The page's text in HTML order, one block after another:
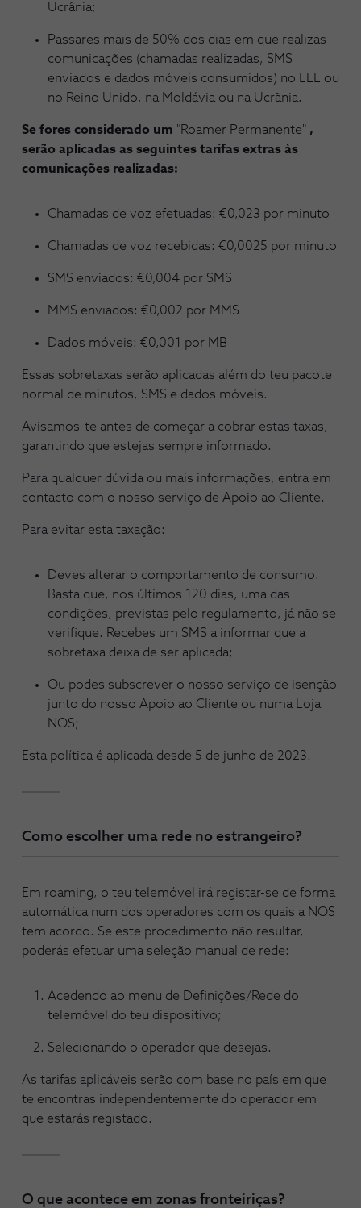
Ucrânia;
Passares mais de 50% dos dias em que realizas
comunicações (chamadas realizadas, SMS
enviados e dados móveis consumidos) no EEE ou
no Reino Unido, na Moldávia ou na Ucrãnia.
Se fores considerado um "Roamer Permanente" ,
serão aplicadas as seguintes tarifas extras às
comunicações realizadas:
Chamadas de voz efetuadas: €0,023 por minuto
Chamadas de voz recebidas: €0,0025 por minuto
SMS enviados: €0,004 por SMS
MMS enviados: €0,002 por MMS
Dados móveis: €0,001 por MB
Essas sobretaxas serão aplicadas além do teu pacote
normal de minutos, SMS e dados móveis.
Avisamos-te antes de começar a cobrar estas taxas,
garantindo que estejas sempre informado.
Para qualquer dúvida ou mais informações, entra em
contacto com o nosso serviço de Apoio ao Cliente.
Para evitar esta taxação:
Deves alterar o comportamento de consumo.
Basta que, nos últimos 120 dias, uma das
condições, previstas pelo regulamento, já não se
verifique. Recebes um SMS a informar que a
sobretaxa deixa de ser aplicada;
Ou podes subscrever o nosso serviço de isenção
junto do nosso Apoio ao Cliente ou numa Loja
NOS;
Esta política é aplicada desde 5 de junho de 2023.
Como escolher uma rede no estrangeiro?
Em roaming, o teu telemóvel irá registar-se de forma
automática num dos operadores com os quais a NOS
tem acordo. Se este procedimento não resultar,
poderás efetuar uma seleção manual de rede:
Acedendo ao menu de Definições/Rede do
telemóvel do teu dispositivo;
Selecionando o operador que desejas.
As tarifas aplicáveis serão com base no país em que
te encontras independentemente do operador em
que estarás registado.
O que acontece em zonas fronteiriças?